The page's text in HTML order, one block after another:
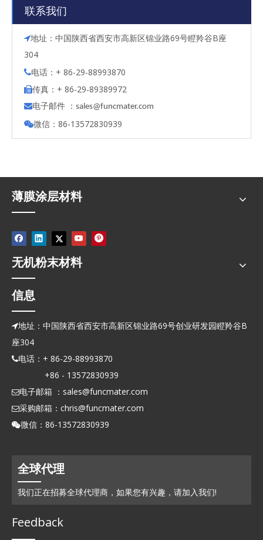
联系我们
地址：中国陕西省西安市高新区锦业路69号瞪羚谷B座
304
电话：+ 86-29-88993870
传真：+ 86-29-89389972
电子邮件 ： sales@funcmater.com
微信：86-13572830939
薄膜涂层材料
无机粉末材料
信息
地址：中国陕西省西安市高新区锦业路69号创业研发园瞪羚谷B
座304
电话：+ 86-29-88993870
+86 - 13572830939
电子邮箱 ： sales@funcmater.com
采购邮箱： chris@funcmater.com
微信：86-13572830939
全球代理
我们正在招募全球代理商，如果您有兴趣，请加入我们!
Feedback